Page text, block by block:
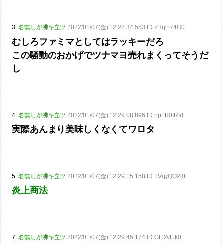
3:名無しが沸キ立ツ 2022/01/07(金) 12:28:34.553 ID:zHqlh74G0
むしろファミマとしてはラッキーだろ
この騒動のおかげでツナマヨ売れまくってそうだ
し
4:名無しが沸キ立ツ 2022/01/07(金) 12:29:08.896 ID:npFH0IRId
実際あんまり美味しくなくてワロタ
5:名無しが沸キ立ツ 2022/01/07(金) 12:29:15.158 ID:TVqyQO2i0
炎上商法
7:名無しが沸キ立ツ 2022/01/07(金) 12:29:45.174 ID:GLl2vFik0